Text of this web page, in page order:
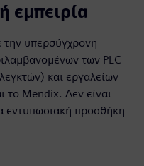
εμπειρία
την υπερσύγχρονη
των PLC
και εργαλείων
το Mendix. Δεν είναι
εντυπωσιακή προσθήκη